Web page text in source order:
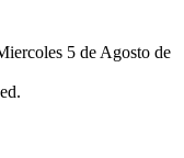
5 de Agosto de